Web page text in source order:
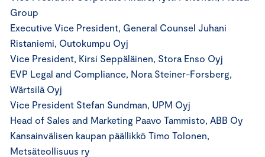
Group
Executive Vice President, General Counsel Juhani
Ristaniemi, Outokumpu Oyj
Vice President, Kirsi Seppäläinen, Stora Enso Oyj
EVP Legal and Compliance, Nora Steiner-Forsberg,
Wärtsilä Oyj
Vice President Stefan Sundman, UPM Oyj
Head of Sales and Marketing Paavo Tammisto, ABB Oy
Kansainvälisen kaupan päällikkö Timo Tolonen,
Metsäteollisuus ry